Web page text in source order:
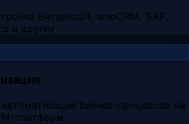
Битрикс24, amoCRM, SAP,
и других
бизнес-процессов на
платформ